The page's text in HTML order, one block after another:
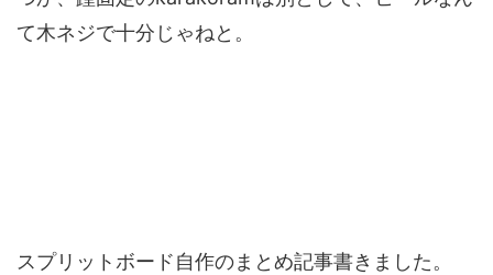
て木ネジで十分じゃねと。
スプリットボード自作のまとめ記事書きました。